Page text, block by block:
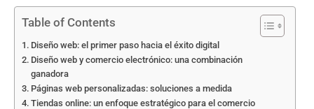
Table of Contents
Diseño web: el primer paso hacia el éxito digital
Diseño web y comercio electrónico: una combinación
ganadora
Páginas web personalizadas: soluciones a medida
Tiendas online: un enfoque estratégico para el comercio